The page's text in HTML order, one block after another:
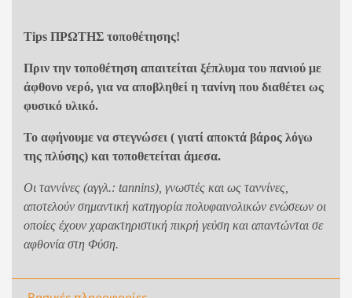
Tips ΠΡΩΤΗΣ τοποθέτησης!
Πριν την τοποθέτηση απαιτείται ξέπλυμα του πανιού με
άφθονο νερό, για να αποβληθεί η τανίνη που διαθέτει ως
φυσικό υλικό.
Το αφήνουμε να στεγνώσει ( γιατί αποκτά βάρος λόγω
της πλύσης) και τοποθετείται άμεσα.
Οι ταννίνες (αγγλ.: tannins), γνωστές και ως ταννίνες,
αποτελούν σημαντική κατηγορία πολυφαινολικών ενώσεων οι
οποίες έχουν χαρακτηριστική πικρή γεύση και απαντώνται σε
αφθονία στη Φύση.